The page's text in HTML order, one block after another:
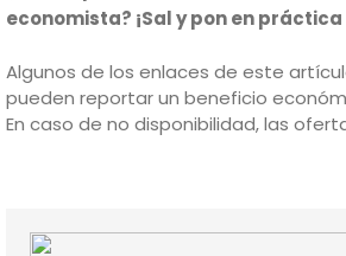
economista? ¡Sal y pon en
Algunos de los enlaces de este
pueden reportar un beneficio
En caso de no disponibilidad, las